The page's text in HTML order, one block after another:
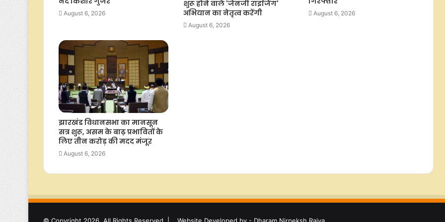
विधायक
August 6, 2026
शुरू होने वाले 'जेनजी राइजिंग'
अभियान का नेतृत्व करेंगी
August 6, 2026
August 6, 2026
झारखंड विधानसभा का मानसून
सत्र शुरू, असम के बाढ़ प्रभावितों के
लिए तीन करोड़ की मदद मंजूर
August 6, 2026